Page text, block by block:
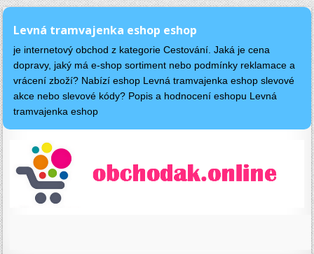
Levná tramvajenka eshop eshop
je internetový obchod z kategorie Cestování. Jaká je cena
dopravy, jaký má e-shop sortiment nebo podmínky reklamace a
vrácení zboží? Nabízí eshop Levná tramvajenka eshop slevové
akce nebo slevové kódy? Popis a hodnocení eshopu Levná
tramvajenka eshop